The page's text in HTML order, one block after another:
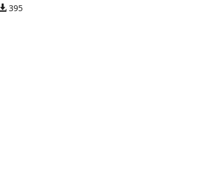
395